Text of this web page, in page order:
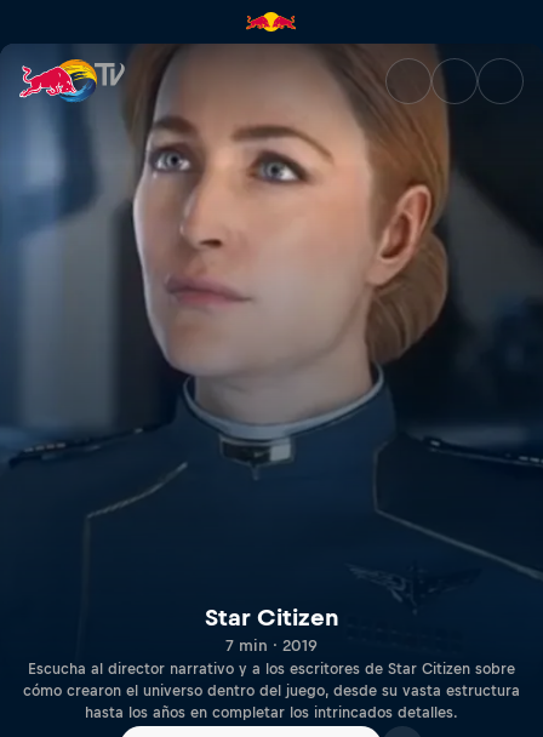
Star Citizen | Red Bull TV
Star Citizen
7 min · 2019
Escucha al director narrativo y a los escritores de Star Citizen sobre
cómo crearon el universo dentro del juego, desde su vasta estructura
hasta los años en completar los intrincados detalles.